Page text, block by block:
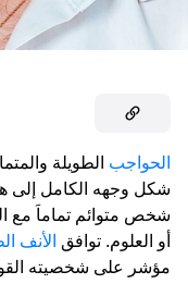
الحواجب الطويلة
شكل وجهه الكامل إلى
شخص متوائم تماماَ مع
أو العلوم. توافق الأنف
مؤشر على شخصيته